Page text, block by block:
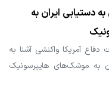
دستیابی ایران به
آمریکا واکنشی آشنا به
به موشک‌های هایپرسونیک